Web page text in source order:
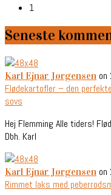
1
Seneste
Karl Ejnar Jørgensen on
Flødekartofler – den
sovs
Hej Flemming Alle tiders!
Dbh. Karl
Karl Ejnar Jørgensen on
Rimmet laks med